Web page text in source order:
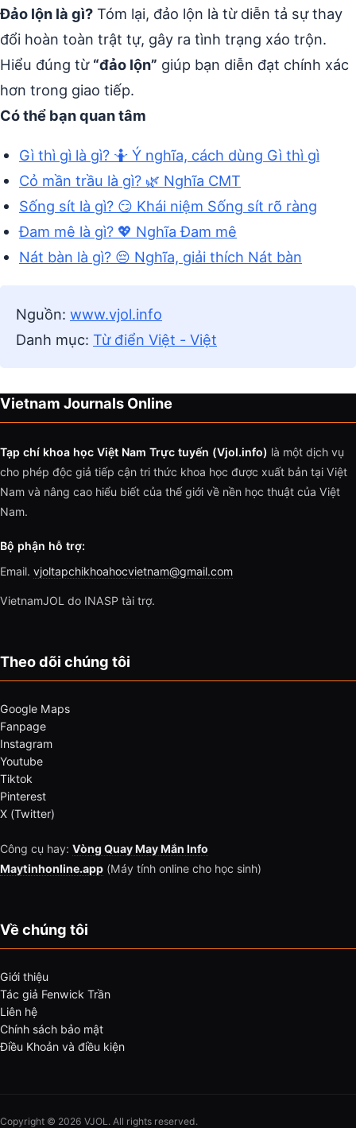
Đảo lộn là gì? Tóm lại, đảo lộn là từ diễn tả sự thay
đổi hoàn toàn trật tự, gây ra tình trạng xáo trộn.
Hiểu đúng từ “đảo lộn” giúp bạn diễn đạt chính xác
hơn trong giao tiếp.
Có thể bạn quan tâm
Gì thì gì là gì? 🤷 Ý nghĩa, cách dùng Gì thì gì
Cỏ mần trầu là gì? 🌿 Nghĩa CMT
Sống sít là gì? 😏 Khái niệm Sống sít rõ ràng
Đam mê là gì? 💖 Nghĩa Đam mê
Nát bàn là gì? 😔 Nghĩa, giải thích Nát bàn
Nguồn: www.vjol.info
Danh mục: Từ điển Việt - Việt
Vietnam Journals Online
Tạp chí khoa học Việt Nam Trực tuyến (Vjol.info) là một dịch vụ
cho phép độc giả tiếp cận tri thức khoa học được xuất bản tại Việt
Nam và nâng cao hiểu biết của thế giới về nền học thuật của Việt
Nam.
Bộ phận hỗ trợ:
Email. vjoltapchikhoahocvietnam@gmail.com
VietnamJOL do INASP tài trợ.
Theo dõi chúng tôi
Google Maps
Fanpage
Instagram
Youtube
Tiktok
Pinterest
X (Twitter)
Công cụ hay: Vòng Quay May Mắn Info
Maytinhonline.app (Máy tính online cho học sinh)
Về chúng tôi
Giới thiệu
Tác giả Fenwick Trần
Liên hệ
Chính sách bảo mật
Điều Khoản và điều kiện
Copyright © 2026 VJOL. All rights reserved.